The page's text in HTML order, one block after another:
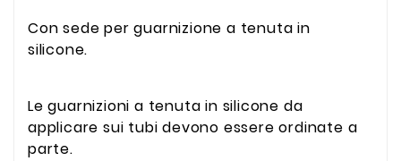
Con sede per guarnizione a tenuta in
silicone.
Le guarnizioni a tenuta in silicone da
applicare sui tubi devono essere ordinate a
parte.